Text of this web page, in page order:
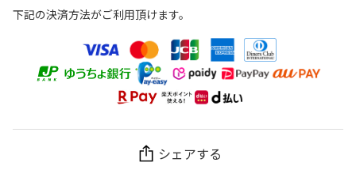
下記の決済方法がご利用頂けます。
シェアする